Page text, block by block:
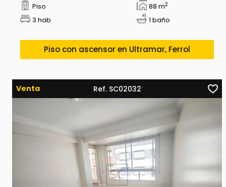
Piso 88 m2
3 hab 1 baño
Piso con ascensor en Ultramar, Ferrol
Venta Ref. SC02032